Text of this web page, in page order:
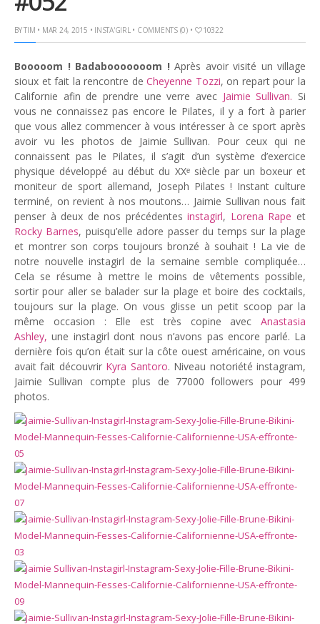
Mar 16, 2017 |Joyeux
Mar 10, 2017 |TGIF – Thank
God It’s Friday | Journée de
la Femme
Mar 06, 2017 |No Money
Kids s’offre un clip très
esthétique pour leur
nouveau single
Mar 02, 2017 | Sacré nom
d’une pipe !
BYTIM • MAR 24, 2015 • INSTA'GIRL• COMMENTS (0)• 10322
Booooom ! Badabooooooom ! Après avoir visité un village
sioux et fait la rencontre deCheyenne Tozzi, on repart pour la
Californie afin de prendre une verre avec Jaimie Sullivan. Si
vous ne connaissez pas encore le Pilates, il y a fort à parier
que vous allez commencer à vous intéresser à ce sport après
avoir vu les photos de Jaimie Sullivan. Pour ceux qui ne
connaissent pas le Pilates, il s’agit d’un système d’exercice
physique développé au début du XXᵉ siècle par un boxeur et
moniteur de sport allemand, Joseph Pilates ! Instant culture
terminé, on revient à nos moutons… Jaimie Sullivan nous fait
penser à deux de nos précédentesinstagirl, Lorena Rape et
Rocky Barnes, puisqu’elle adore passer du temps sur la plage
et montrer son corps toujours bronzé à souhait ! La vie de
notre nouvelle instagirl de la semaine semble compliquée…
Cela se résume à mettre le moins de vêtements possible,
sortir pour aller se balader sur la plage et boire des cocktails,
toujours sur la plage. On vous glisse un petit scoop par la
même occasion : Elle est très copine avec Anastasia
Ashley, une instagirl dont nous n’avons pas encore parlé. La
dernière fois qu’on était sur la côte ouest américaine, on vous
avait fait découvrir Kyra Santoro. Niveau notoriété instagram,
Jaimie Sullivan compte plus de 77000 followers pour 499
photos.